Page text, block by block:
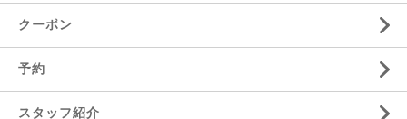
クーポン
予約
スタッフ紹介